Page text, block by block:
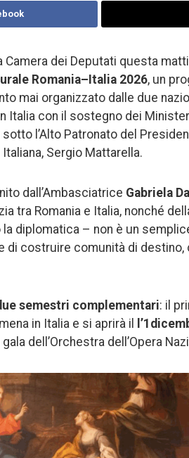
Camera dei Deputati questa
Romania–Italia 2026, un
mai organizzato dalle due
Italia con il sostegno dei
l’Alto Patronato del
Sergio Mattarella.
dall’Ambasciatrice Gabriela
tra Romania e Italia, nonché
diplomatica – non è un
di costruire comunità di
semestri complementari: il
in Italia e si aprirà il
dell’Orchestra dell’Opera